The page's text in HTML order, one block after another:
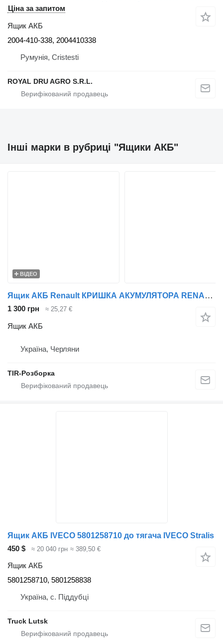
Ціна за запитом
Ящик АКБ
2004-410-338, 2004410338
Румунія, Cristesti
ROYAL DRU AGRO S.R.L.
Інші марки в рубриці "Ящики АКБ"
ВІДЕО
Ящик АКБ Renault КРИШКА АКУМУЛЯТОРА RENAULT PREMIUM/MAGNUM/KERAX НОВ. ТИП TD08580 до тягача
1 300 грн ≈ 25,27 €
Ящик АКБ
Україна, Черляни
TIR-Розборка
Ящик АКБ IVECO 5801258710 до тягача IVECO Stralis
450 $
≈ 20 040 грн ≈ 389,50 €
Ящик АКБ
5801258710, 5801258838
Україна, с. Піддубці
Truck Lutsk